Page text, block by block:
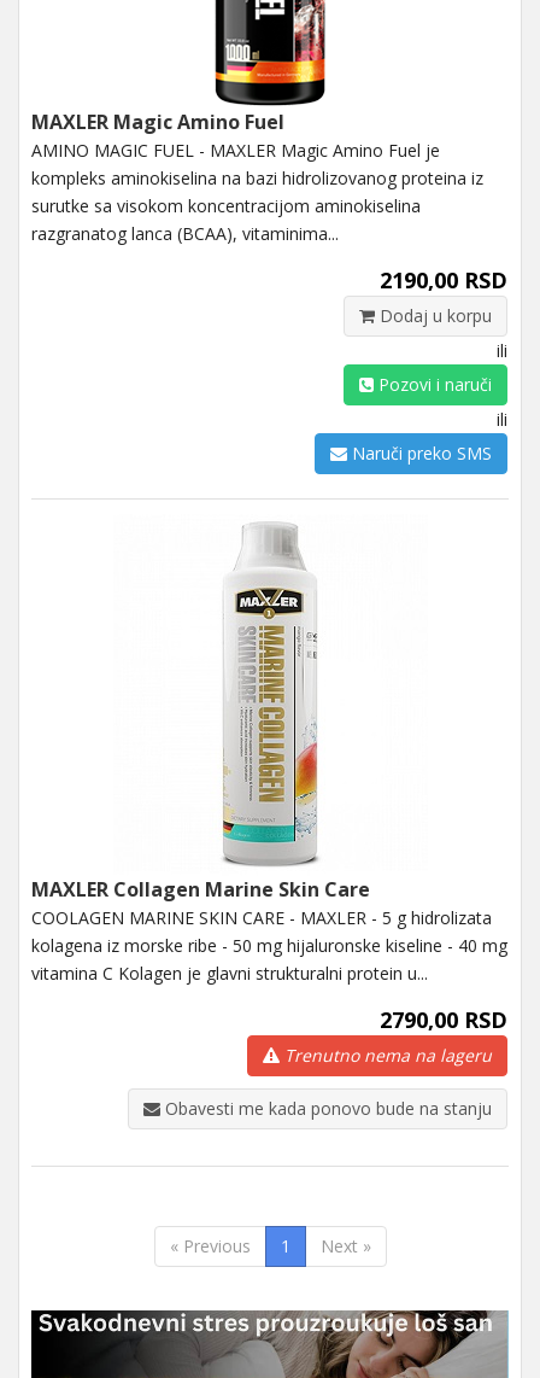
MAXLER Magic Amino Fuel
AMINO MAGIC FUEL - MAXLER Magic Amino Fuel je
kompleks aminokiselina na bazi hidrolizovanog proteina iz
surutke sa visokom koncentracijom aminokiselina
razgranatog lanca (BCAA), vitaminima...
2190,00 RSD
Dodaj u korpu
ili
Pozovi i naruči
ili
Naruči preko SMS
MAXLER Collagen Marine Skin Care
COOLAGEN MARINE SKIN CARE - MAXLER - 5 g hidrolizata
kolagena iz morske ribe - 50 mg hijaluronske kiseline - 40 mg
vitamina C Kolagen je glavni strukturalni protein u...
2790,00 RSD
Trenutno nema na lageru
Obavesti me kada ponovo bude na stanju
« Previous 1 Next »